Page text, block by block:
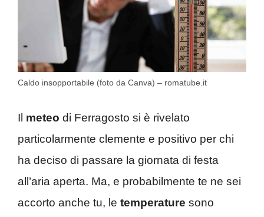
Caldo insopportabile (foto da Canva) – romatube.it
Il meteo di Ferragosto si è rivelato
particolarmente clemente e positivo per chi
ha deciso di passare la giornata di festa
all’aria aperta. Ma, e probabilmente te ne sei
accorto anche tu, le temperature sono